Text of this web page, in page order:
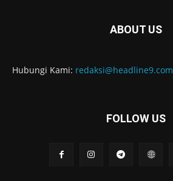
ABOUT US
Hubungi Kami: redaksi@headline9.com
FOLLOW US